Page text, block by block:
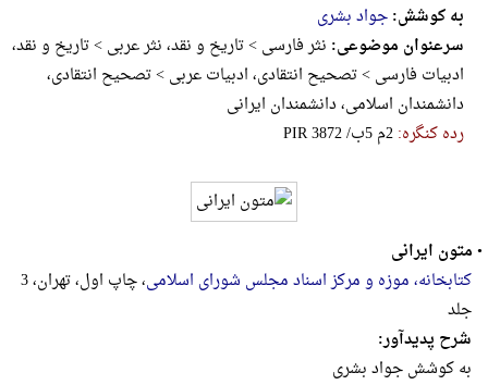
به کوشش:جواد بشری
سرعنوان موضوعی: نثر فارسی > تاریخ و نقد، نثر عربی > تاریخ و نقد،
ادبیات فارسی > تصحیح انتقادی، ادبیات عربی > تصحیح انتقادی،
دانشمندان اسلامی، دانشمندان ایرانی
رده کنگره:‎P‎I‎R‎ ‎3‎8‎7‎2‎ ‎/‎ب‎5‎ ‎م‎2
•متون ایرانی
کتابخانه، موزه و مرکز اسناد مجلس شورای اسلامی
، چاپ اول، تهران، 3
جلد
شرح پدیدآور:
به کوشش جواد بشری